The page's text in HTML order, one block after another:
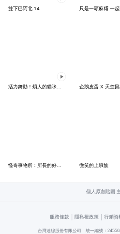
雙下巴阿北 14 只是一顆麻糬-一
活力舞動！煩人的貓咪★迷你版 2
微笑的上班族
個人原創貼圖
服務條款 | 隱私權政策 | 行銷資
台灣連線股份有限公司 統一編號：